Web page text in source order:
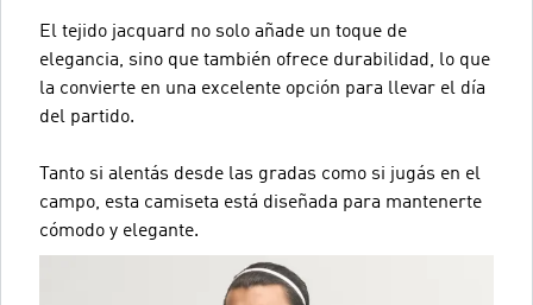
El tejido jacquard no solo añade un toque de
elegancia, sino que también ofrece durabilidad, lo que
la convierte en una excelente opción para llevar el día
del partido.
Tanto si alentás desde las gradas como si jugás en el
campo, esta camiseta está diseñada para mantenerte
cómodo y elegante.